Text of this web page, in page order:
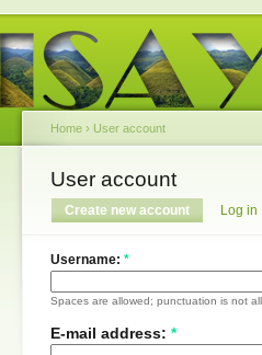
Home › User account
User account
Create new account Log in
Username: *
Spaces are allowed; punctuation is not
E-mail address: *